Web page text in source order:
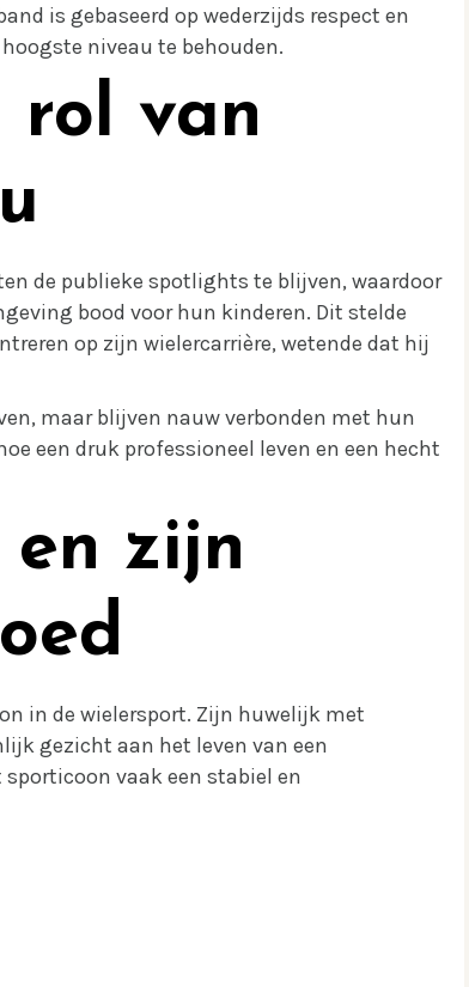
is gebaseerd op wederzijds respect en
niveau te behouden.
rol van
de publieke spotlights te blijven, waardoor
bood voor hun kinderen. Dit stelde
op zijn wielercarrière, wetende dat hij
maar blijven nauw verbonden met hun
een druk professioneel leven en een hecht
en zijn
in de wielersport. Zijn huwelijk met
gezicht aan het leven van een
vaak een stabiel en